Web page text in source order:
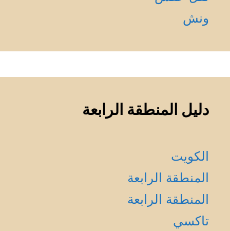
ونش
دليل المنطقة الرابعة
الكويت
المنطقة الرابعة
المنطقة الرابعة
تاكسي